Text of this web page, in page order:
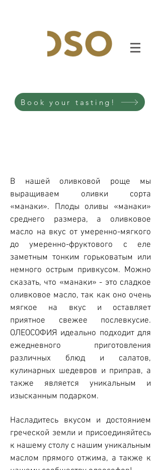
Book your tasting!
В нашей оливковой роще мы
выращиваем оливки сорта
«манаки». Плоды оливы «манаки»
среднего размера, а оливковое
масло на вкус от умеренно-мягкого
до умеренно-фруктового с еле
заметным тонким горьковатым или
немного острым привкусом. Можно
сказать, что «манаки» - это сладкое
оливковое масло, так как оно очень
мягкое на вкус и оставляет
приятное свежее послевкусие.
ОЛЕОСОФИЯ идеально подходит для
ежедневного приготовления
различных блюд и салатов,
кулинарных шедевров и приправ, а
также является уникальным и
изысканным подарком.
Насладитесь вкусом и достоянием
греческой земли и присоединяйтесь
к нашему столу с нашим уникальным
маслом прямого отжима, а также к